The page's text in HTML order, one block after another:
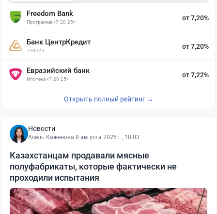
Freedom Bank
Программа «7-20-25»
от 7,20%
Банк ЦентрКредит
7-20-25
от 7,20%
Евразийский банк
Ипотека «7-20-25»
от 7,22%
Открыть полный рейтинг →
Новости
Асель Каженова·8 августа 2026 г., 18:03
Казахстанцам продавали мясные
полуфабрикаты, которые фактически не
проходили испытания